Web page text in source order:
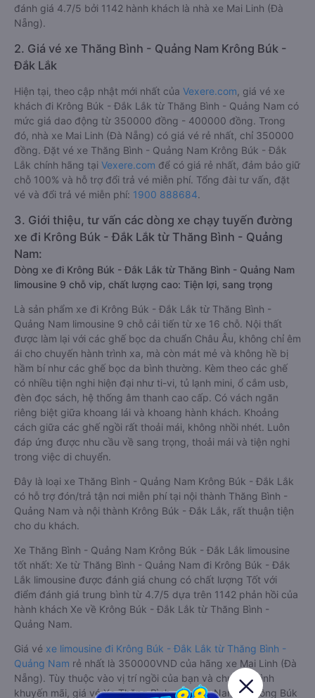
đánh giá 4.7/5 bởi 1142 hành khách là nhà xe Mai Linh (Đà
Nẵng).
2. Giá vé xe Thăng Bình - Quảng Nam Krông Búk -
Đắk Lắk
Hiện tại, theo cập nhật mới nhất của Vexere.com , giá vé xe
khách đi Krông Búk - Đắk Lắk từ Thăng Bình - Quảng Nam có
mức giá dao động từ 350000 đồng - 400000 đồng. Trong
đó, nhà xe Mai Linh (Đà Nẵng) có giá vé rẻ nhất, chỉ 350000
đồng. Đặt vé xe Thăng Bình - Quảng Nam Krông Búk - Đắk
Lắk chính hãng tại Vexere.com để có giá rẻ nhất, đảm bảo giữ
chỗ 100% và hỗ trợ đổi trả vé miễn phí. Tổng đài tư vấn, đặt
vé và đổi trả vé miễn phí: 1900 888684.
3. Giới thiệu, tư vấn các dòng xe chạy tuyến đường
xe đi Krông Búk - Đắk Lắk từ Thăng Bình - Quảng
Nam:
Dòng xe đi Krông Búk - Đắk Lắk từ Thăng Bình - Quảng Nam
limousine 9 chỗ vip, chất lượng cao: Tiện lợi, sang trọng
Là sản phẩm xe đi Krông Búk - Đắk Lắk từ Thăng Bình -
Quảng Nam limousine 9 chỗ cải tiến từ xe 16 chỗ. Nội thất
được làm lại với các ghế bọc da chuẩn Châu Âu, không chỉ êm
ái cho chuyến hành trình xa, mà còn mát mẻ và không hề bị
hầm bí như các ghế bọc da bình thường. Kèm theo các ghế
có nhiều tiện nghi hiện đại như ti-vi, tủ lạnh mini, ổ cắm usb,
đèn đọc sách, hệ thống âm thanh cao cấp. Có vách ngăn
riêng biệt giữa khoang lái và khoang hành khách. Khoảng
cách giữa các ghế ngồi rất thoải mái, không nhồi nhét. Luôn
đáp ứng được nhu cầu về sang trọng, thoải mái và tiện nghi
trong việc di chuyển.
Đây là loại xe Thăng Bình - Quảng Nam Krông Búk - Đắk Lắk
có hỗ trợ đón/trả tận nơi miễn phí tại nội thành Thăng Bình -
Quảng Nam và nội thành Krông Búk - Đắk Lắk, rất thuận tiện
cho du khách.
Xe Thăng Bình - Quảng Nam Krông Búk - Đắk Lắk limousine
tốt nhất: Xe từ Thăng Bình - Quảng Nam đi Krông Búk - Đắk
Lắk limousine được đánh giá chung có chất lượng Tốt với
điểm đánh giá trung bình từ 4.7/5 dựa trên 1142 phản hồi của
hành khách Xe về Krông Búk - Đắk Lắk từ Thăng Bình -
Quảng Nam.
Giá vé xe limousine đi Krông Búk - Đắk Lắk từ Thăng Bình -
Quảng Nam rẻ nhất là 350000VND của hãng xe Mai Linh (Đà
Nẵng). Tùy thuộc vào vị trí ngồi của bạn và chương trình
khuyến mãi, giá vé Xe Thăng Bình - Quảng Nam đi Krông Búk